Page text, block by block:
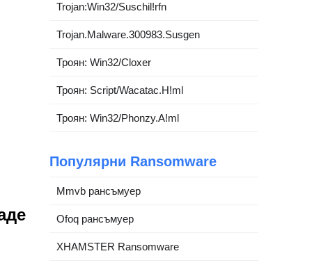
Trojan:Win32/Suschil!rfn
Trojan.Malware.300983.Susgen
Троян: Win32/Cloxer
Троян: Script/Wacatac.H!ml
Троян: Win32/Phonzy.A!ml
Популярни Ransomware
Mmvb рансъмуер
Ofoq рансъмуер
XHAMSTER Ransomware